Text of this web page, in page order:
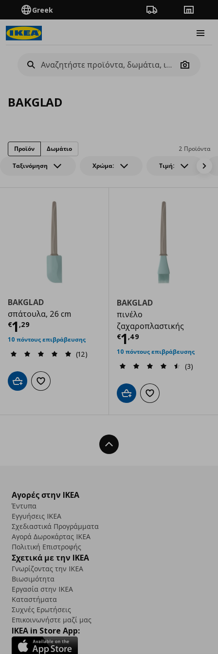
Greek Πορεία παραγγελίας
Camera
BAKGLAD
Ταξινόμηση Χρώμα: Τιμή:
2 Προϊόντα
Προϊόν Δωμάτιο
BAKGLAD
σπάτουλα, 26 cm
€1 ,29
Τρέχουσα τιμή € 1,29
10 πόντους επιβράβευσης
(12)
Προσθήκη στο καλάθι
Προσθήκη στα αγαπημένα
BAKGLAD
πινέλο
ζαχαροπλαστικής
€1 ,49
Τρέχουσα
10 πόντους επιβράβευσης
(3)
Προσθήκη στο καλάθι
Προσθήκη στα
Back To Top
Αγορές στην IKEA
Έντυπα
Εγγυήσεις IKEA
Σχεδιαστικά Προγράμματα
Αγορά Δωρoκάρτας IKEA
Πολιτική Επιστροφής
Σχετικά με την IKEA
Γνωρίζοντας την IKEA
Βιωσιμότητα
Εργασία στην IKEA
Καταστήματα
Συχνές Ερωτήσεις
Επικοινωνήστε μαζί μας
IKEA in Store App: